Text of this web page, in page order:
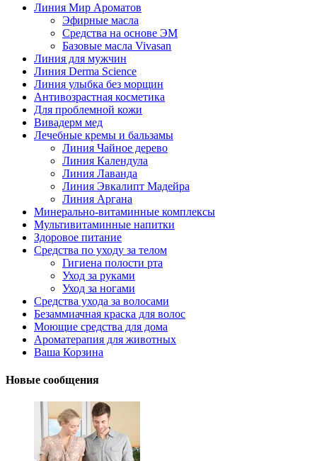
Линия Мир Ароматов
Эфирные масла
Средства на основе ЭМ
Базовые масла Vivasan
Линия для мужчин
Линия Derma Science
Линия улыбка без морщин
Антивозрастная косметика
Для проблемной кожи
Вивадерм мед
Лечебные кремы и бальзамы
Линия Чайное дерево
Линия Календула
Линия Лаванда
Линия Эвкалипт Мадейра
Линия Аргана
Минерально-витаминные комплексы
Мультивитаминные напитки
Здоровое питание
Средства по уходу за телом
Гигиена полости рта
Уход за руками
Уход за ногами
Средства ухода за волосами
Безаммиачная краска для волос
Моющие средства для дома
Ароматерапия для животных
Ваша Корзина
Новые сообщения